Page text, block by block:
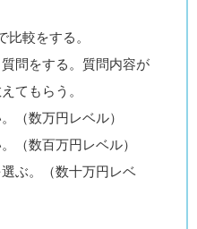
比較をする。
問をする。質問内容が
てもらう。
（数万円レベル）
（数百万円レベル）
ぶ。（数十万円レベ